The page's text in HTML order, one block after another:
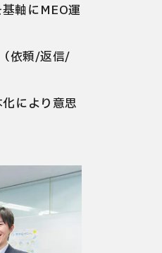
軸にMEO運
依頼/返信/
により意思